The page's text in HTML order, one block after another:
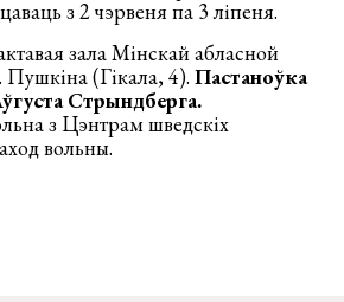
з 2 чэрвеня па 3 ліпеня.
зала Мінскай абласной
Пушкіна (Гікала, 4). Пастаноўка
Стрындберга.
з Цэнтрам шведскіх
вольны.